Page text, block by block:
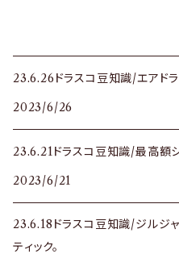
23.6.26ドラスコ豆知識/エアドラ
2023/6/26
23.6.21ドラスコ豆知識/最高額
2023/6/21
23.6.18ドラスコ豆知識/ジルジ
ティック。